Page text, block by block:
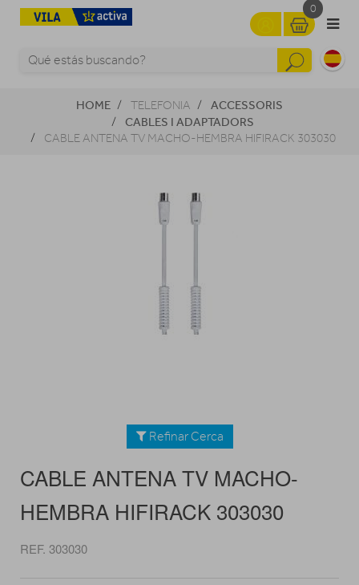
0
HOME TELEFONIA
ACCESSORIS
CABLES I ADAPTADORS
CABLE ANTENA TV MACHO-HEMBRA HIFIRACK 303030
Refinar Cerca
CABLE ANTENA TV MACHO-
HEMBRA HIFIRACK 303030
REF. 303030